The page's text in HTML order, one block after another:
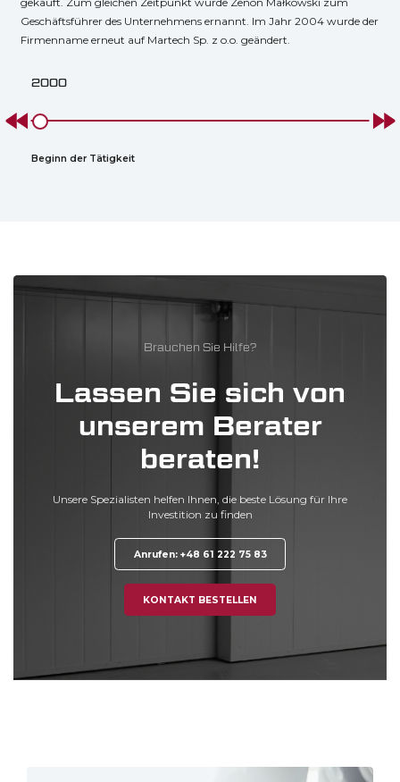
Geschäftsführer des Unternehmens ernannt. Im Jahr 2004 wurde der
Firmenname erneut auf Martech Sp. z o.o. geändert.
2000
Beginn der Tätigkeit
Brauchen Sie Hilfe?
Lassen Sie sich von
unserem Berater
beraten!
Unsere Spezialisten helfen Ihnen, die beste Lösung für Ihre
Investition zu finden
Anrufen: +48 61 222 75 83
KONTAKT BESTELLEN